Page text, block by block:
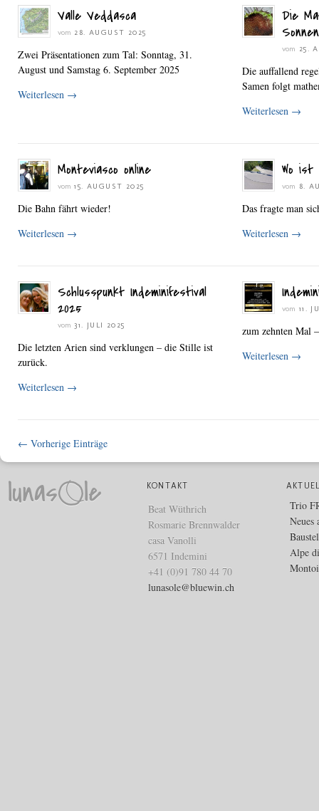
Valle Veddasca
vom 28. AUGUST 2025
Zwei Präsentationen zum Tal: Sonntag, 31.
August und Samstag 6. September 2025
Weiterlesen →
Die
vom 25.
Die auffallend
Samen folgt
Weiterlesen →
Monteviasco online
vom 15. AUGUST 2025
Die Bahn fährt wieder!
Weiterlesen →
Wo
vom 8.
Das fragte man
Weiterlesen →
Schlusspunkt Indeminifestival
2025
vom 31. JULI 2025
Die letzten Arien sind verklungen – die Stille ist
zurück.
Weiterlesen →
vom 11.
zum zehnten Mal
Weiterlesen →
← Vorherige Einträge
KONTAKT
Beat Wüthrich
Rosmarie Brennwalder
casa Vanolli
6571 Indemini
+41 (0)91 780 44 70
lunasole@bluewin.ch
Trio
Neues
Alpe